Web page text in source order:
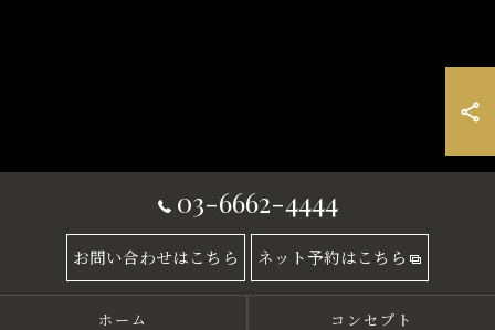
03-6662-4444
お問い合わせはこちら ネット予約はこちら
ホーム コンセプト